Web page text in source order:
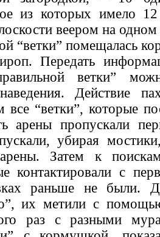
из которых имело
веером на одном
“ветки” помещалась
Передать
ветки”
Действие
все “ветки”, которые
арены пропускали
убирая
Затем к
контактировали с
раньше не были.
их метили с
раз с разными